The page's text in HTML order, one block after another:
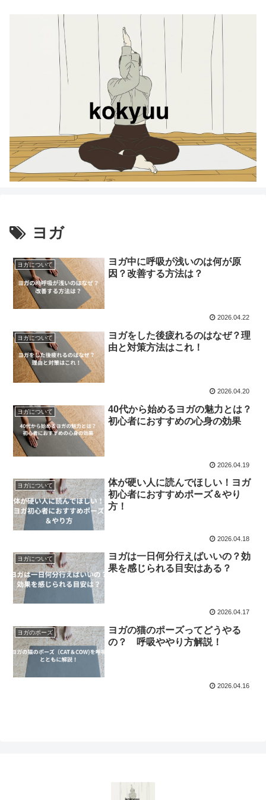
ヨガ
ヨガについて
ヨガ中に呼吸が浅いのは何が原
因？改善する方法は？
2026.04.22
ヨガについて
ヨガをした後疲れるのはなぜ？理
由と対策方法はこれ！
2026.04.20
ヨガについて
40代から始めるヨガの魅力とは？
初心者におすすめの心身の効果
2026.04.19
ヨガについて
体が硬い人に読んでほしい！ヨガ
初心者におすすめポーズ＆やり
方！
2026.04.18
ヨガについて
ヨガは一日何分行えばいいの？効
果を感じられる目安はある？
2026.04.17
ヨガのポーズ
ヨガの猫のポーズってどうやる
の？ 呼吸ややり方解説！
2026.04.16